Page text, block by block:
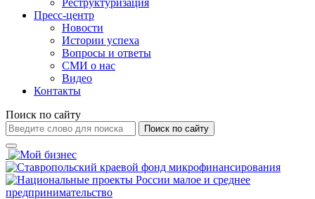
Реструктуризация
Пресс-центр
Новости
Истории успеха
Вопросы и ответы
СМИ о нас
Видео
Контакты
Поиск по сайту
Поиск по сайту